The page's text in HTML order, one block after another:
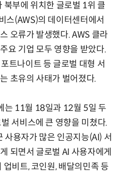
북부에 위치한 글로벌 1위 클
스(AWS)의 데이터센터에서
오류가 발생했다. AWS 클라
요 기업 모두 영향을 받았다.
트나이트 등 글로벌 대형 서
초유의 사태가 벌어졌다.
는 11월 18일과 12월 5일 두
서비스에 큰 영향을 미쳤다.
사용자가 많은 인공지능(AI) 서
되면서 글로벌 AI 사용자에게
비트, 코인원, 배달의민족 등